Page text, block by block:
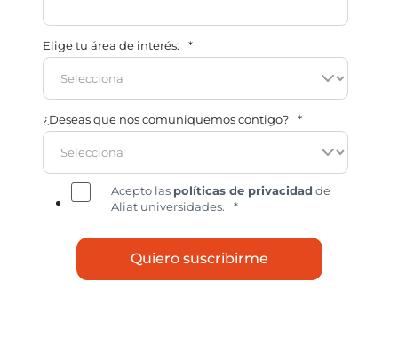
Elige tu área de interés: *
¿Deseas que nos comuniquemos contigo? *
Acepto las políticas de privacidad de
Aliat universidades.
*